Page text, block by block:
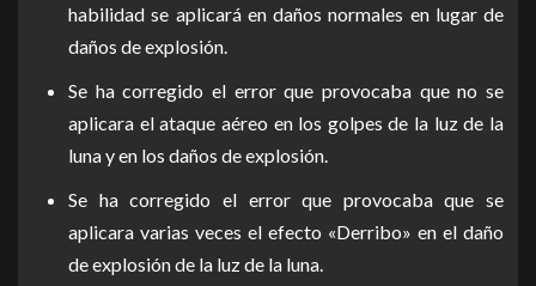
habilidad se aplicará en daños normales en lugar de
daños de explosión.
Se ha corregido el error que provocaba que no se
aplicara el ataque aéreo en los golpes de la luz de la
luna y en los daños de explosión.
Se ha corregido el error que provocaba que se
aplicara varias veces el efecto «Derribo» en el daño
de explosión de la luz de la luna.